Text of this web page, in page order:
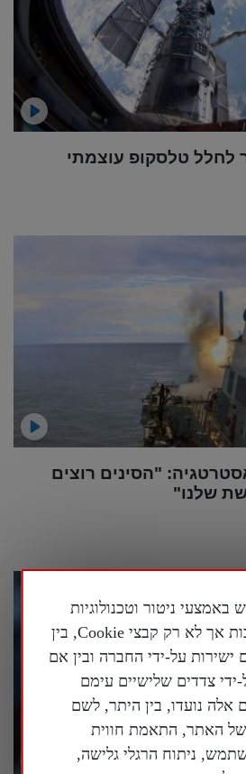
לחלל טלסקופ עוצמתי
"הסינים רוצים
שלנו"
ניטור וטכנולוגיות
מקוונות שונות, לרבות אך לא רק קבצי Cookie, בין
על-ידי החברה ובין אם
צדדים שלישיים עימם
אלה נועדו, בין היתר, לשם
של האתר, התאמת חווית
ניתוח הרגלי גלישה,